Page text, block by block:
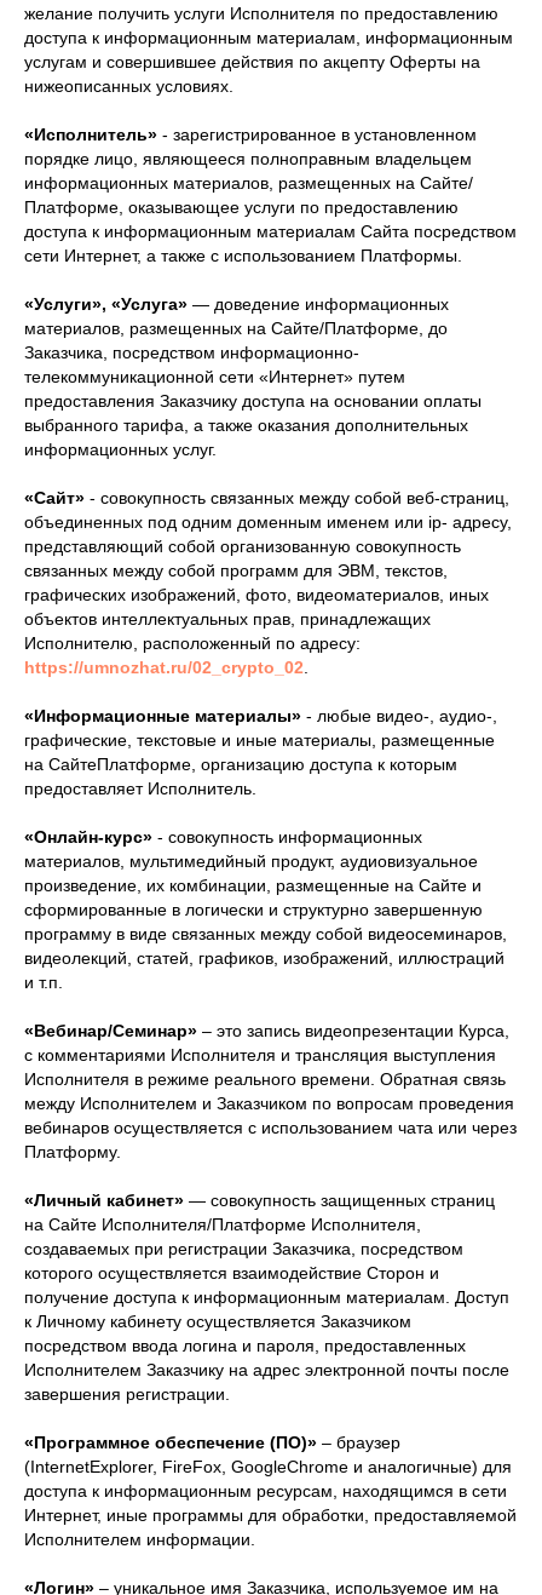
желание получить услуги Исполнителя по предоставлению
доступа к информационным материалам, информационным
услугам и совершившее действия по акцепту Оферты на
нижеописанных условиях.
«Исполнитель» - зарегистрированное в установленном
порядке лицо, являющееся полноправным владельцем
информационных материалов, размещенных на Сайте/
Платформе, оказывающее услуги по предоставлению
доступа к информационным материалам Сайта посредством
сети Интернет, а также с использованием Платформы.
«Услуги», «Услуга» — доведение информационных
материалов, размещенных на Сайте/Платформе, до
Заказчика, посредством информационно-
телекоммуникационной сети «Интернет» путем
предоставления Заказчику доступа на основании оплаты
выбранного тарифа, а также оказания дополнительных
информационных услуг.
«Сайт» - совокупность связанных между собой веб-страниц,
объединенных под одним доменным именем или ip- адресу,
представляющий собой организованную совокупность
связанных между собой программ для ЭВМ, текстов,
графических изображений, фото, видеоматериалов, иных
объектов интеллектуальных прав, принадлежащих
Исполнителю, расположенный по адресу:
https://umnozhat.ru/02_crypto_02
«Информационные материалы» - любые видео-, аудио-,
графические, текстовые и иные материалы, размещенные
на СайтеПлатформе, организацию доступа к которым
предоставляет Исполнитель.
«Онлайн-курс» - совокупность информационных
материалов, мультимедийный продукт, аудиовизуальное
произведение, их комбинации, размещенные на Сайте и
сформированные в логически и структурно завершенную
программу в виде связанных между собой видеосеминаров,
видеолекций, статей, графиков, изображений, иллюстраций
и т.п.
«Вебинар/Семинар» – это запись видеопрезентации Курса,
с комментариями Исполнителя и трансляция выступления
Исполнителя в режиме реального времени. Обратная связь
между Исполнителем и Заказчиком по вопросам проведения
вебинаров осуществляется с использованием чата или через
Платформу.
«Личный кабинет» — совокупность защищенных страниц
на Сайте Исполнителя/Платформе Исполнителя,
создаваемых при регистрации Заказчика, посредством
которого осуществляется взаимодействие Сторон и
получение доступа к информационным материалам. Доступ
к Личному кабинету осуществляется Заказчиком
посредством ввода логина и пароля, предоставленных
Исполнителем Заказчику на адрес электронной почты после
завершения регистрации.
«Программное обеспечение (ПО)» – браузер
(InternetExplorer, FireFox, GoogleChrome и аналогичные) для
доступа к информационным ресурсам, находящимся в сети
Интернет, иные программы для обработки, предоставляемой
Исполнителем информации.
«Логин» – уникальное имя Заказчика, используемое им на